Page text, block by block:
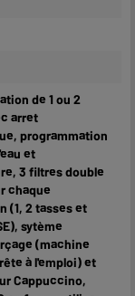
de 1 ou 2
arret
programmation
et
3 filtres double
chaque
(1, 2 tasses et
sytème
(machine
à l'emploi) et
Cappuccino,